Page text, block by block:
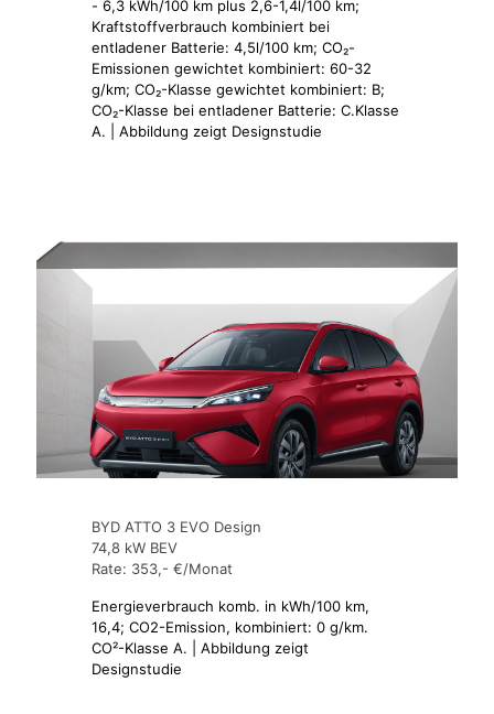
- 6,3 kWh/100 km plus 2,6-1,4l/100 km;
Kraftstoffverbrauch kombiniert bei
entladener Batterie: 4,5l/100 km; CO₂-
Emissionen gewichtet kombiniert: 60-32
g/km; CO₂-Klasse gewichtet kombiniert: B;
CO₂-Klasse bei entladener Batterie: C.Klasse
A. | Abbildung zeigt Designstudie
BYD ATTO 3 EVO Design
74,8 kW BEV
Rate: 353,- €/Monat
Energieverbrauch komb. in kWh/100 km,
16,4; CO2-Emission, kombiniert: 0 g/km.
CO²-Klasse A. | Abbildung zeigt
Designstudie